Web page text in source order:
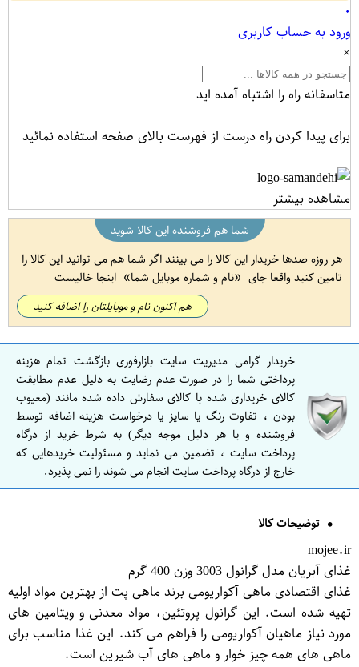
۰
ورود به حساب کاربری
×
متاسفانه راه را اشتباه آمده اید
برای پیدا کردن راه درست از فهرست بالای صفحه استفاده نمائید
مشاهده بیشتر
شما هم فروشنده این کالا شوید
هر روزه صدها خریدار این کالا را می بینند اگر شما هم می توانید این کالا را
تامین کنید واقعا جای
نام و شماره موبایل شما اینجا خالیست
هم اکنون نام و موبایلتان را اضافه کنید
خریدار گرامی مدیریت سایت بازارفوری بازگشت تمام هزینه
پرداختی شما را در صورت عدم رضایت به دلیل عدم مطابقت
کالای خریداری شده با کالای سفارش داده شده مانند (معیوب
بودن ، تفاوت رنگ یا سایز یا درخواست هزینه اضافه توسط
فروشنده و یا هر دلیل موجه دیگر) به شرط خرید از درگاه
پرداخت سایت ، تضمین می نماید و مسئولیت خریدهایی که
خارج از درگاه پرداخت سایت انجام می شوند را نمی پذیرد.
توضیحات کالا
mojee.ir
غذای آبزیان مدل گرانول 3003 وزن 400 گرم
غذای اقتصادی ماهی آکواریومی برند ماهی پت از بهترین مواد اولیه
تهیه شده است. این گرانول پروتئین، مواد معدنی و ویتامین های
مورد نیاز ماهیان آکواریومی را فراهم می کند. این غذا مناسب برای
ماهی های همه چیز خوار و ماهی های آب شیرین است.